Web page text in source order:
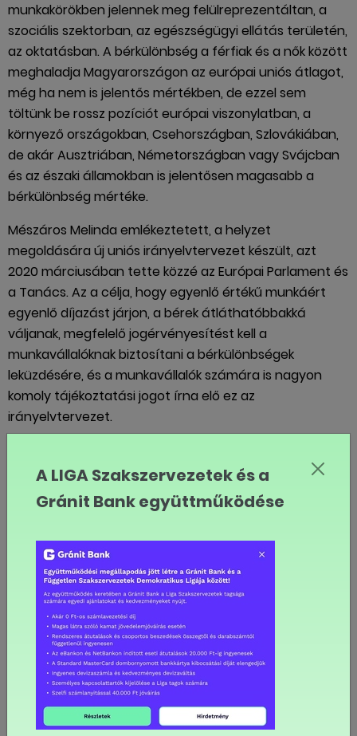
munkakörökben jelennek meg felülreprezentáltan, a
szociális szektorban, az egészségügyi ellátás területén,
az oktatásban. A bérkülönbség a férfiak és a nők között
meghaladja Magyarországon az európai uniós átlagot,
még ha nem is jelentős mértékben, de ezzel sem
töltünk be rossz pozíciót európai viszonylatban, a
környező országokban, Csehországban, Szlovákiában,
de akár Ausztriában, Németországban vagy Svájcban
és az északi államokban is jelentősen magasabb a
bérkülönbség mértéke.
Mészáros Melinda emlékeztetett, a helyzet
megoldására új uniós irányelvtervezet készült, azt
2020 márciusában tette közzé az Európai Parlament és
a Tanács. Az a célja, hogy egyenlő értékű munkáért
egyenlő díjazást járjon, a bérek átláthatóbbakká
váljanak, megfelelő jogérvényesítést kell a
munkavállalóknak biztosítani a bérkülönbségek
leküzdésére, és a munkavállalók számára is nagyon
komoly tájékoztatási jogot írna elő ez az
irányelvtervezet.
ellenállásba ütközött, elsősorban a bérmegállapodások
autonómiáját féltik a felek, és tartanak attól, hogy ez
nagyon komoly adminisztrációs terhet jelentene a
elsősorban a munkavállalók közötti diszkriminációt
kellene meggátolni, ez kiterjedne a nemi alapú
különbségek eltörlésére is, hogy egyenlő értékű
munkáért minden esetben egyenlő díjazásban is
részesüljenek a munkavállalók.
inforadio.hu foto: MTI/Kis Tamás
MEGOSZTOM FACEBOOKON
A LIGA Szakszervezetek és a
Gránit Bank együttműködése